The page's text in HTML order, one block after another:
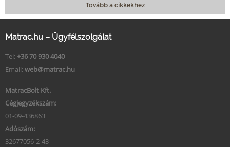
Tovább a cikkekhez
Matrac.hu – Ügyfélszolgálat
Tel: +36 70 930 4040
Email: web@matrac.hu
MatracBolt Kft.
Cégjegyzékszám:
01-09-436863
Adószám:
32677056-2-43